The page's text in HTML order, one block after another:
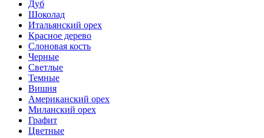
Дуб
Шоколад
Итальянский орех
Красное дерево
Слоновая кость
Черные
Светлые
Темные
Вишня
Американский орех
Миланский орех
Графит
Цветные